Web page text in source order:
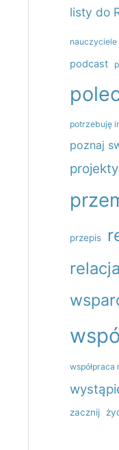
listy do
nauczyciele
podcast
potrzebuję
poznaj
projekty
przepis
relacja
współpraca
zacznij